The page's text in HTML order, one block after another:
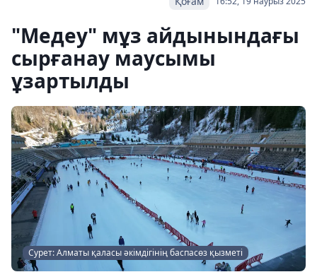
"Медеу" мұз айдынындағы
сырғанау маусымы
ұзартылды
Сурет: Алматы қаласы әкімдігінің баспасөз қызметі